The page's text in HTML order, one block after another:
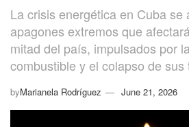
La crisis energética en Cuba se
apagones extremos que
mitad del país, impulsados por
combustible y el colapso de sus
byMarianela Rodríguez June 21, 2026